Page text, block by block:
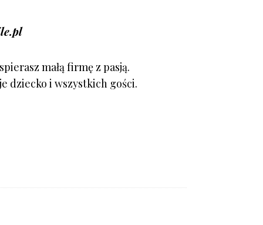
małą firmę z pasją.
dziecko i wszystkich gości.